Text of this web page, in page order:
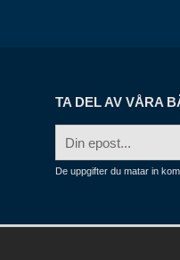
TA DEL AV VÅRA
postadress
De uppgifter du matar in